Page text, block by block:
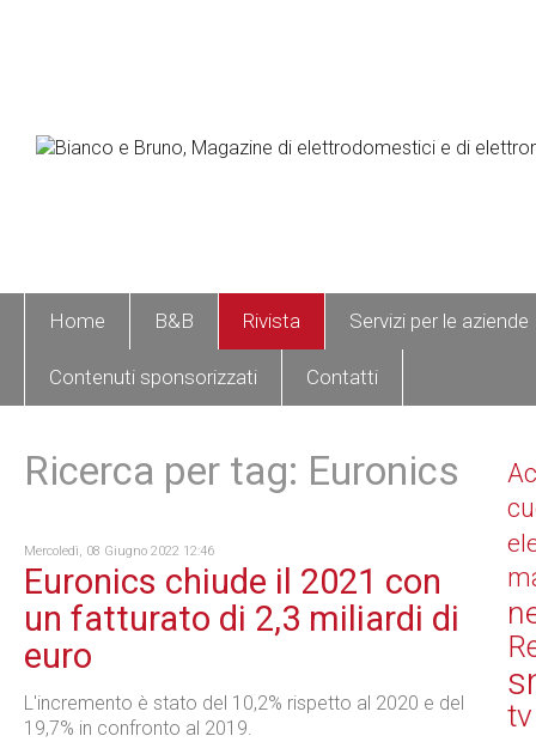
Home B&B Rivista Servizi per le aziende
Contenuti sponsorizzati Contatti
Ricerca per tag: Euronics
Mercoledì, 08 Giugno 2022 12:46
Euronics chiude il 2021 con
un fatturato di 2,3 miliardi di
euro
L'incremento è stato del 10,2% rispetto al 2020 e del
19,7% in confronto al 2019.
tv